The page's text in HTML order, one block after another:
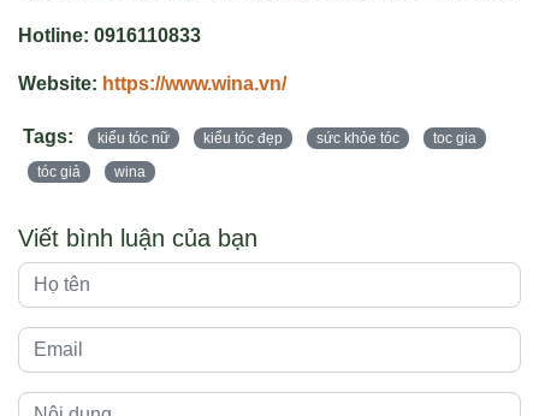
Hotline: 0916110833
Website: https://www.wina.vn/
Tags: kiểu tóc nữ kiểu tóc đẹp sức khỏe tóc
toc gia
tóc giả
wina
Viết bình luận của bạn